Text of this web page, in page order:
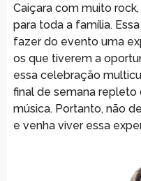
Caiçara com muito
para toda a família.
fazer do evento uma
os que tiverem a
essa celebração
final de semana repleto
música. Portanto, não
e venha viver essa